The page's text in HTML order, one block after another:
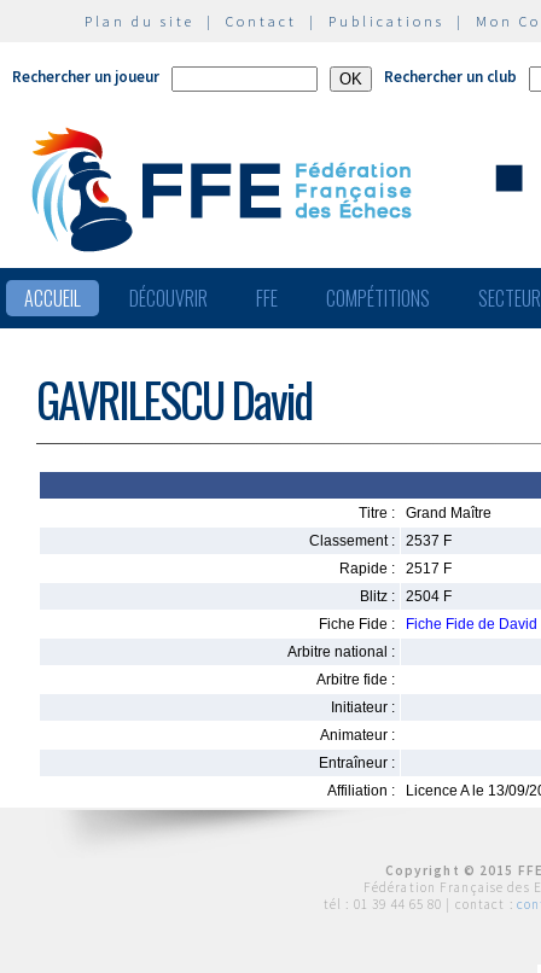
Plan du site | Contact | Publications | Mon
Rechercher un joueur Rechercher un club
ACCUEIL DÉCOUVRIR FFE COMPÉTITIONS
GAVRILESCU David
Titre :
Grand Maître
Classement :
2537 F
Rapide :
2517 F
Blitz :
2504 F
Fiche Fide :
Fiche Fide de
Arbitre national :
Arbitre fide :
Initiateur :
Animateur :
Entraîneur :
Affiliation :
Licence A le 13/09/
Copyright © 2015
Fédération Française des
tél : 01 39 44 65 80 | contact :